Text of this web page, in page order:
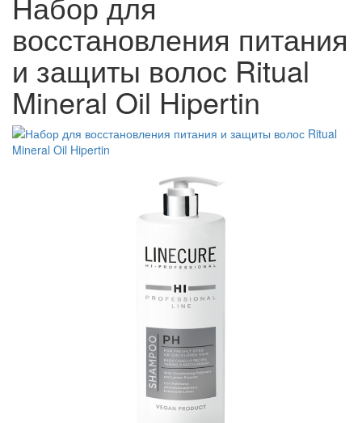
восстановления питания
и защиты волос Ritual
Mineral Oil Hipertin